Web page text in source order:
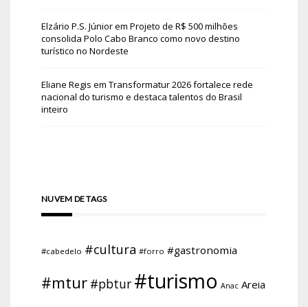
Elzário P.S. Júniorem Projeto de R$ 500 milhões
consolida Polo Cabo Branco como novo destino
turístico no Nordeste
Eliane Regis em Transformatur 2026 fortalece rede
nacional do turismo e destaca talentos do Brasil
inteiro
NUVEM DE TAGS
#cabedelo #cultura #forro #gastronomia
#mtur #pbtur #turismo Anac Areia